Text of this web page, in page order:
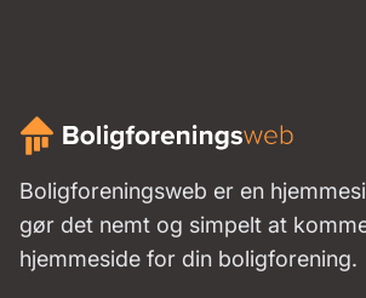
Boligforeningsweb er en
gør det nemt og simpelt at
hjemmeside for din boligforening.